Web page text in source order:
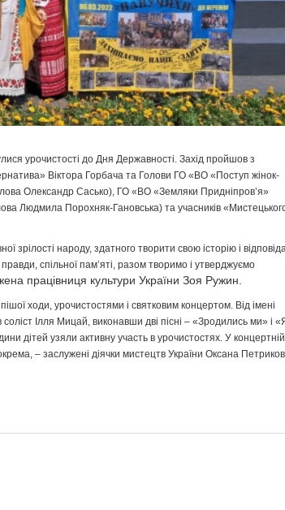
урочистості до Дня Державності. Захід пройшов з
Віктора Горбача та Голови ГО «ВО «Поступ жінок-
Олександр Сасько), ГО «ВО «Земляки Придніпров’я»
Людмила Порохняк-Гановська) та учасників
зрілості народу, здатного творити свою історію і
спільної пам’яті, разом творимо і утверджуємо
працівниця культури України Зоя Ружин.
ходи, урочистостями і святковим концертом. Від імені
Ілля Мицай, виконавши дві пісні – «Зродились ми» і
дітей узяли активну участь в урочистостях. У концертній
– заслужені діячки мистецтв України Оксана